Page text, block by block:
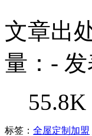
文章出
量： -
55.8K
标签： 全屋定制加盟